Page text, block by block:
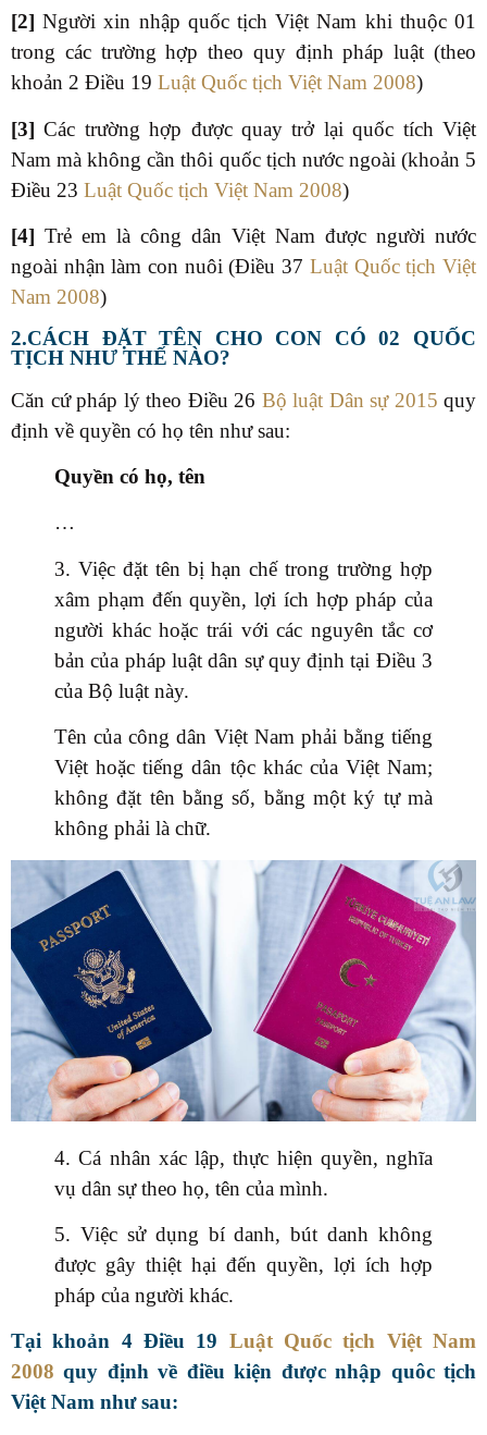
[2]Người xin nhập quốc tịch Việt Nam khi thuộc 01
trong các trường hợp theo quy định pháp luật (theo
khoản 2 Điều 19 Luật Quốc tịch Việt Nam 2008)
[3] Các trường hợp được quay trở lại quốc tích Việt
Nam mà không cần thôi quốc tịch nước ngoài (khoản 5
Điều 23 Luật Quốc tịch Việt Nam 2008)
[4] Trẻ em là công dân Việt Nam được người nước
ngoài nhận làm con nuôi (Điều 37 Luật Quốc tịch Việt
Nam 2008)
2.CÁCH ĐẶT TÊN CHO CON CÓ 02 QUỐC
TỊCH NHƯ THẾ NÀO?
Căn cứ pháp lý theo Điều 26 Bộ luật Dân sự 2015 quy
định về quyền có họ tên như sau:
Quyền có họ, tên
…
3. Việc đặt tên bị hạn chế trong trường hợp
xâm phạm đến quyền, lợi ích hợp pháp của
người khác hoặc trái với các nguyên tắc cơ
bản của pháp luật dân sự quy định tại Điều 3
của Bộ luật này.
Tên của công dân Việt Nam phải bằng tiếng
Việt hoặc tiếng dân tộc khác của Việt Nam;
không đặt tên bằng số, bằng một ký tự mà
không phải là chữ.
4. Cá nhân xác lập, thực hiện quyền, nghĩa
vụ dân sự theo họ, tên của mình.
5. Việc sử dụng bí danh, bút danh không
được gây thiệt hại đến quyền, lợi ích hợp
pháp của người khác.
Tại khoản 4 Điều 19 Luật Quốc tịch Việt Nam
2008 quy định về điều kiện được nhập quôc tịch
Việt Nam như sau: